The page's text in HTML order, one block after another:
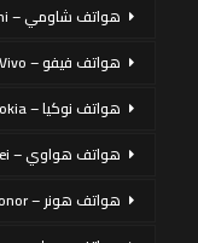
هواتف شاومي – Xiaomi
هواتف فيفو – Vivo
هواتف نوكيا – Nokia
هواتف هواوي – Huawei
هواتف هونر – honor